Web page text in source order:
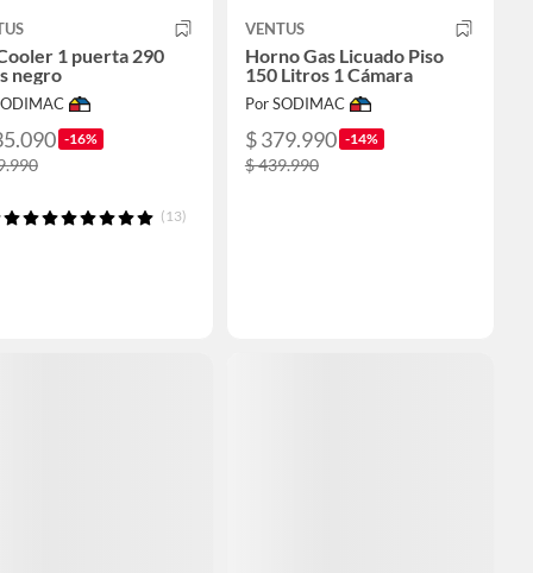
1 puerta 290
negro
-16%
(13)
VENTUS
Horno Gas Licuado Piso
150 Litros 1 Cámara
Por SODIMAC
$ 379.990 -14%
$ 439.990